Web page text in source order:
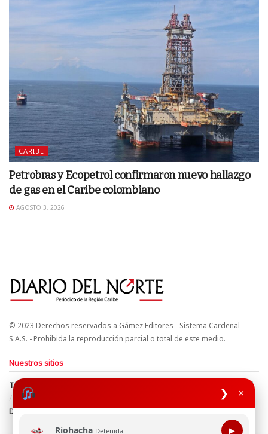
❯ ×
Riohacha Detenida ▶
CARIBE
Petrobras y Ecopetrol confirmaron nuevo hallazgo
de gas en el Caribe colombiano
AGOSTO 3, 2026
© 2023 Derechos reservados a Gámez Editores - Sistema Cardenal
S.A.S. - Prohibida la reproducción parcial o total de este medio.
Nuestros sitios
Términos y Condiciones
Derechos de Autor y Propiedad Intelectual
Política de uso de cookies
Política de Tratamiento de Datos
Directrices Editoriales